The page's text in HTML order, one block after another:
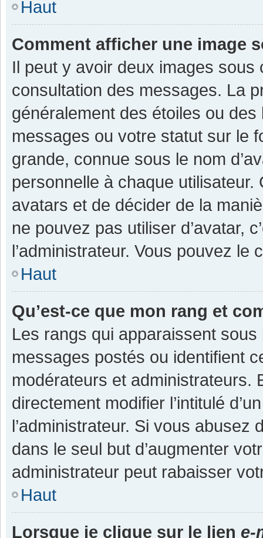
Haut
Comment afficher une image
Il peut y avoir deux images sous
consultation des messages. La
généralement des étoiles ou
messages ou votre statut sur le
grande, connue sous le nom
personnelle à chaque utilisateur.
avatars et de décider de la
ne pouvez pas utiliser d’avatar,
l’administrateur. Vous pouvez
Haut
Qu’est-ce que mon rang et
Les rangs qui apparaissent
messages postés ou identifient
modérateurs et administrateurs.
directement modifier l’intitulé
l’administrateur. Si vous
dans le seul but d’augmenter
administrateur peut rabaisser
Haut
Lorsque je clique sur le lien e-